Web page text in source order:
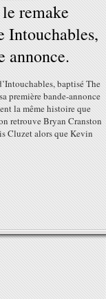
remake
Intouchables,
annonce.
baptisé The
première bande-annonce
la même histoire que
retrouve Bryan Cranston
Cluzet alors que Kevin